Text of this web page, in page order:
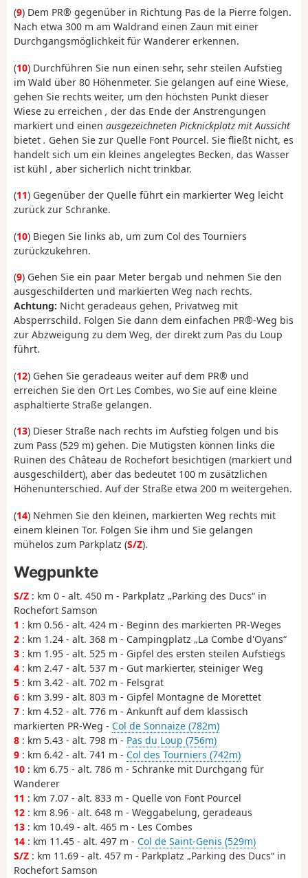
(9) Dem PR® gegenüber in Richtung Pas de la Pierre folgen.
Nach etwa 300 m am Waldrand einen Zaun mit einer
Durchgangsmöglichkeit für Wanderer erkennen.
(10) Durchführen Sie nun einen sehr, sehr steilen Aufstieg
im Wald über 80 Höhenmeter. Sie gelangen auf eine Wiese,
gehen Sie rechts weiter, um den höchsten Punkt dieser
Wiese zu erreichen , der das Ende der Anstrengungen
markiert und einen ausgezeichneten Picknickplatz mit Aussicht
bietet . Gehen Sie zur Quelle Font Pourcel. Sie fließt nicht, es
handelt sich um ein kleines angelegtes Becken, das Wasser
ist kühl , aber sicherlich nicht trinkbar.
(11) Gegenüber der Quelle führt ein markierter Weg leicht
zurück zur Schranke.
(10) Biegen Sie links ab, um zum Col des Tourniers
zurückzukehren.
(9) Gehen Sie ein paar Meter bergab und nehmen Sie den
ausgeschilderten und markierten Weg nach rechts.
Achtung: Nicht geradeaus gehen, Privatweg mit
Absperrschild. Folgen Sie dann dem einfachen PR®-Weg bis
zur Abzweigung zu dem Weg, der direkt zum Pas du Loup
führt.
(12) Gehen Sie geradeaus weiter auf dem PR® und
erreichen Sie den Ort Les Combes, wo Sie auf eine kleine
asphaltierte Straße gelangen.
(13) Dieser Straße nach rechts im Aufstieg folgen und bis
zum Pass (529 m) gehen. Die Mutigsten können links die
Ruinen des Château de Rochefort besichtigen (markiert und
ausgeschildert), aber das bedeutet 100 m zusätzlichen
Höhenunterschied. Auf der Straße etwa 200 m weitergehen.
(14) Nehmen Sie den kleinen, markierten Weg rechts mit
einem kleinen Tor. Folgen Sie ihm und Sie gelangen
mühelos zum Parkplatz (S/Z).
Wegpunkte
S/Z : km 0 - alt. 450 m - Parkplatz „Parking des Ducs“ in
Rochefort Samson
1 : km 0.56 - alt. 424 m - Beginn des markierten PR-Weges
2 : km 1.24 - alt. 368 m - Campingplatz „La Combe d'Oyans“
3 : km 1.95 - alt. 525 m - Gipfel des ersten steilen Aufstiegs
4 : km 2.47 - alt. 537 m - Gut markierter, steiniger Weg
5 : km 3.42 - alt. 702 m - Felsgrat
6 : km 3.99 - alt. 803 m - Gipfel Montagne de Morettet
7 : km 4.52 - alt. 776 m - Ankunft auf dem klassisch
markierten PR-Weg - Col de Sonnaize (782m)
8 : km 5.43 - alt. 798 m - Pas du Loup (756m)
9 : km 6.42 - alt. 741 m - Col des Tourniers (742m)
10 : km 6.75 - alt. 786 m - Schranke mit Durchgang für
Wanderer
11 : km 7.07 - alt. 833 m - Quelle von Font Pourcel
12 : km 8.96 - alt. 648 m - Weggabelung, geradeaus
13 : km 10.49 - alt. 465 m - Les Combes
14 : km 11.45 - alt. 497 m - Col de Saint-Genis (529m)
S/Z : km 11.69 - alt. 457 m - Parkplatz „Parking des Ducs“ in
Rochefort Samson